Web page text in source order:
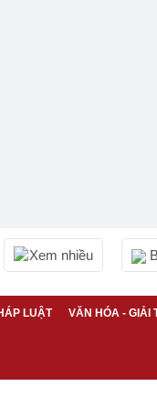
Xem nhiều
LUẬT VĂN HÓA - GIẢI